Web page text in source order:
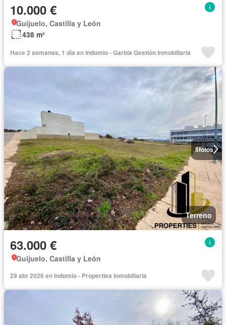
10.000 €
Guijuelo, Castilla y León
438 m²
Hace 2 semanas, 1 día en Indomio - Garbla Gestión Inmobiliaria
5fotos
Terreno
63.000 €
Guijuelo, Castilla y León
29 abr 2026 en Indomio - Properties Inmobiliaria